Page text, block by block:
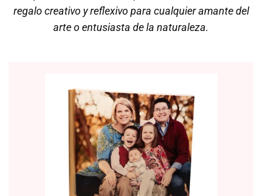
regalo creativo y reflexivo para cualquier amante del
arte o entusiasta de la naturaleza.